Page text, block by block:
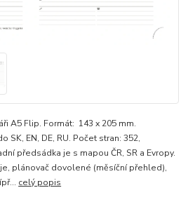
A5 Flip. Formát: 143 x 205 mm.
SK, EN, DE, RU. Počet stran: 352,
předsádka je s mapou ČR, SR a Evropy.
plánovač dovolené (měsíční přehled),
celý popis